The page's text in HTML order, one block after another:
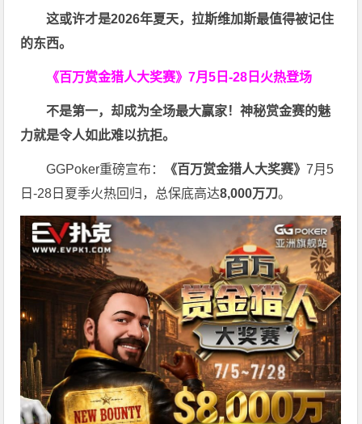
这或许才是2026年夏天，拉斯维加斯最值得被记住
的东西。
《百万赏金猎人大奖赛》7月5日-28日火热登场
不是第一，却成为全场最大赢家！神秘赏金赛的魅
力就是令人如此难以抗拒。
GGPoker重磅宣布： 《百万赏金猎人大奖赛》7月5
日-28日夏季火热回归，总保底高达8,000万刀。